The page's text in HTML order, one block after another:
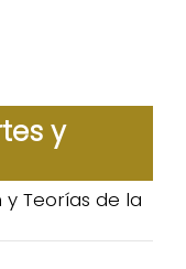
y
Teorías de la